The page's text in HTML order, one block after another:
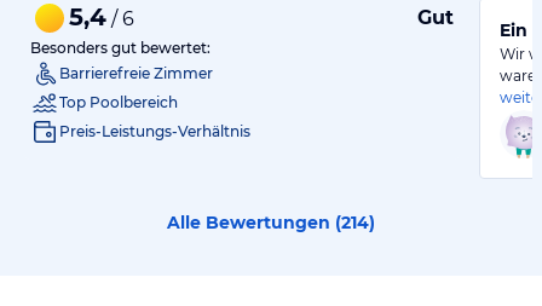
5,4 / 6 Gut
Besonders gut bewertet:
Barrierefreie Zimmer
Top Poolbereich
Preis-Leistungs-Verhältnis
Ein
Wir
Alle Bewertungen (214)